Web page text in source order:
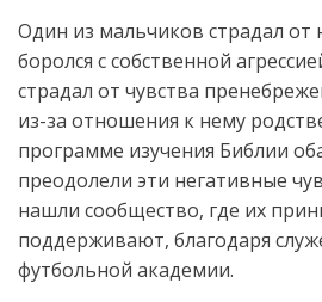
Один из мальчиков страдал от
боролся с собственной
страдал от чувства
из-за отношения к нему
программе изучения Библии
преодолели эти негативные
нашли сообщество, где их
поддерживают, благодаря
футбольной академии.